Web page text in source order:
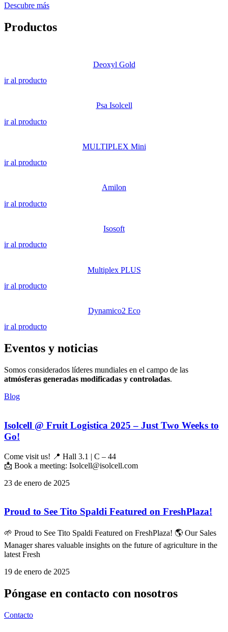
Descubre más
Productos
Deoxyl Gold
ir al producto
Psa Isolcell
ir al producto
MULTIPLEX Mini
ir al producto
Amilon
ir al producto
Isosoft
ir al producto
Multiplex PLUS
ir al producto
Dynamico2 Eco
ir al producto
Eventos y noticias
Somos considerados líderes mundiales en el campo de las
atmósferas generadas modificadas y controladas.
Blog
Isolcell @ Fruit Logistica 2025 – Just Two Weeks to
Go!
Come visit us! 📍 Hall 3.1 | C – 44
📩 Book a meeting: Isolcell@isolcell.com
23 de enero de 2025
Proud to See Tito Spaldi Featured on FreshPlaza!
🌱 Proud to See Tito Spaldi Featured on FreshPlaza! 🌎 Our Sales
Manager shares valuable insights on the future of agriculture in the
latest Fresh
19 de enero de 2025
Póngase en contacto con nosotros
Contacto